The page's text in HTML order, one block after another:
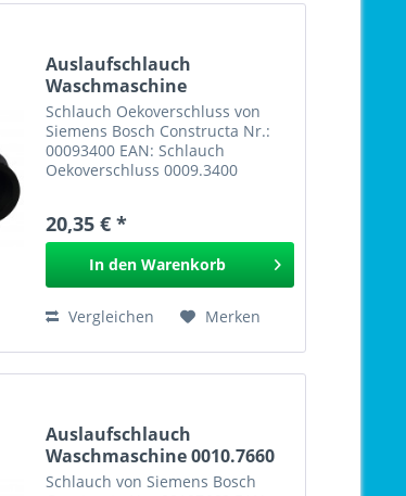
Auslaufschlauch
Waschmaschine
Ökoverschluss...
Schlauch Oekoverschluss von
Siemens Bosch Constructa Nr.:
00093400 EAN: Schlauch
Oekoverschluss 0009.3400
20,35 € *
In den Warenkorb
Vergleichen Merken
Auslaufschlauch
Waschmaschine 0010.7660
00107660
Schlauch von Siemens Bosch